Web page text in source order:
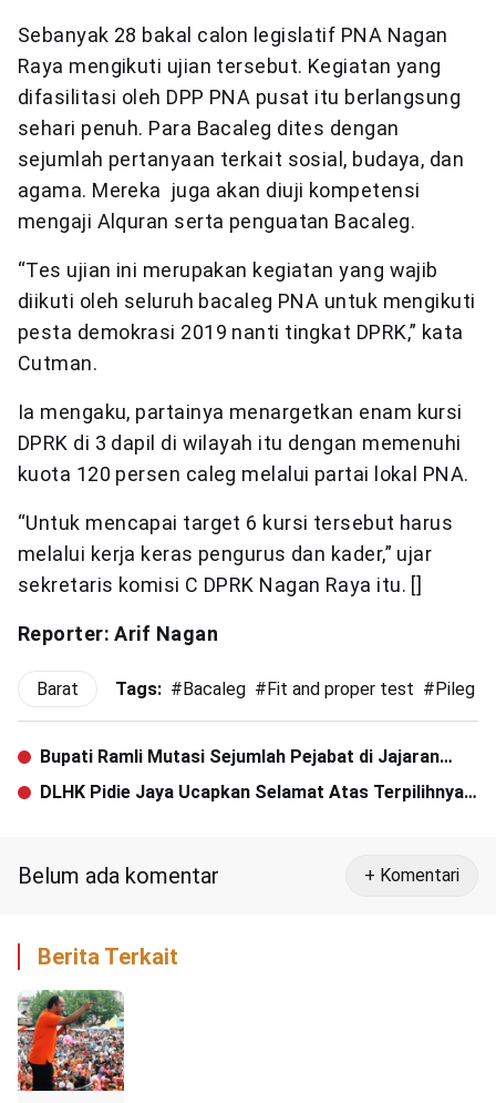
Sebanyak 28 bakal calon legislatif PNA Nagan
Raya mengikuti ujian tersebut. Kegiatan yang
difasilitasi oleh DPP PNA pusat itu berlangsung
sehari penuh. Para Bacaleg dites dengan
sejumlah pertanyaan terkait sosial, budaya, dan
agama. Mereka juga akan diuji kompetensi
mengaji Alquran serta penguatan Bacaleg.
“Tes ujian ini merupakan kegiatan yang wajib
diikuti oleh seluruh bacaleg PNA untuk mengikuti
pesta demokrasi 2019 nanti tingkat DPRK,” kata
Cutman.
Ia mengaku, partainya menargetkan enam kursi
DPRK di 3 dapil di wilayah itu dengan memenuhi
kuota 120 persen caleg melalui partai lokal PNA.
“Untuk mencapai target 6 kursi tersebut harus
melalui kerja keras pengurus dan kader,” ujar
sekretaris komisi C DPRK Nagan Raya itu. []
Reporter: Arif Nagan
Barat Tags: #Bacaleg #Fit and proper test #Pileg
Bupati Ramli Mutasi Sejumlah Pejabat di Jajaran
Pemkab Aceh Barat
DLHK Pidie Jaya Ucapkan Selamat Atas Terpilihnya
Belum ada komentar + Komentari
Berita Terkait